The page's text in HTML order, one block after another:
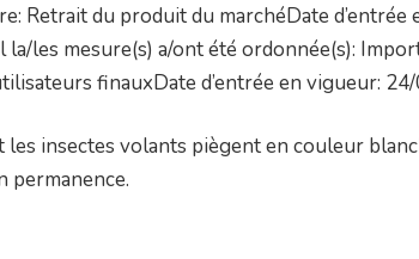
Retrait du produit du marchéDate
la/les mesure(s) a/ont été ordonnée(s):
finauxDate d’entrée en vigueur:
les insectes volants piègent en couleur
permanence.